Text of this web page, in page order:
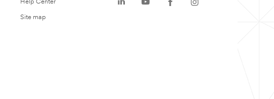
Help Center
Site map